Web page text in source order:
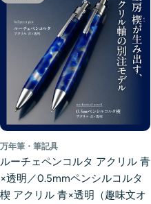
万年筆・筆記具
ルーチェペンコルタ アクリル 青
×透明／0.5mmペンシルコルタ
楔 アクリル 青×透明（趣味文オ